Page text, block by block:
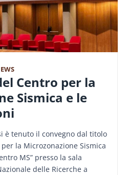
Centro per la
Sismica e le
è tenuto il convegno dal titolo
la Microzonazione Sismica
MS” presso la sala
delle Ricerche a